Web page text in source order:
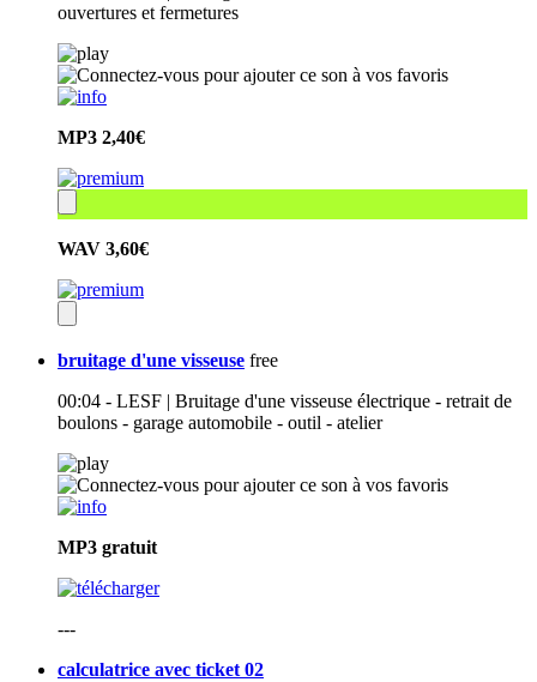
ouvertures et fermetures
MP3 2,40€
WAV 3,60€
bruitage d'une visseuse free
00:04 - LESF | Bruitage d'une visseuse électrique - retrait de
boulons - garage automobile - outil - atelier
MP3 gratuit
---
calculatrice avec ticket 02